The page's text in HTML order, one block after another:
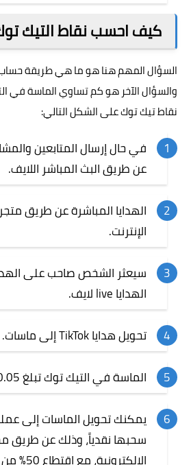
كيف احسب نقاط التيك
السؤال المهم هنا هو ما هي طريقة
والسؤال الآخر هو كم تساوي الماسة في
نقاط تيك توك على الشكل التالي:
في حال إرسال المتابعين
عن طريق البث المباشر اللايف.
الهدايا المباشرة عن طريق
الإنترنت.
سيعثر الشخص صاحب على
الهدايا live لايف.
تحويل هدايا TikTok إلى ماسات.
الماسة في التيك توك تبلغ 0.05 دولار.
يمكنك تحويل الماسات إلى
سحبها نقدياً، وذلك عن طريق